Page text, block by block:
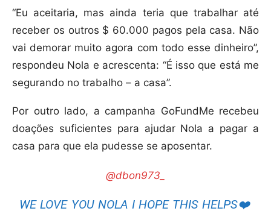
“Eu aceitaria, mas ainda teria que trabalhar até
receber os outros $ 60.000 pagos pela casa. Não
vai demorar muito agora com todo esse dinheiro”,
respondeu Nola e acrescenta: “É isso que está me
segurando no trabalho – a casa”.
Por outro lado, a campanha GoFundMe recebeu
doações suficientes para ajudar Nola a pagar a
casa para que ela pudesse se aposentar.
@dbon973_
WE LOVE YOU NOLA I HOPE THIS HELPS❤️